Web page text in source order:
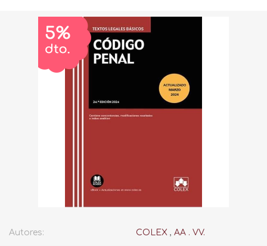
Autores: COLEX , AA . VV.